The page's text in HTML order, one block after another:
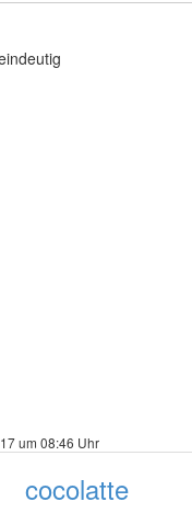
um 08:46 Uhr
cocolatte